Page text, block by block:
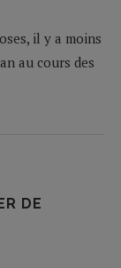
il y a moins
au cours des
DE